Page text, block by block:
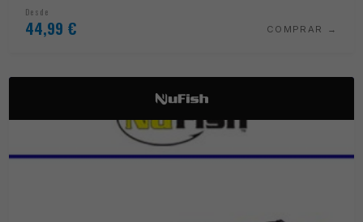
Desde
44,99 € COMPRAR